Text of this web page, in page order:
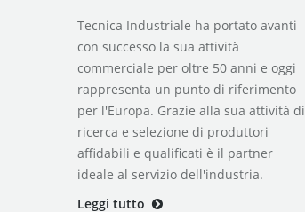
Tecnica Industriale ha portato avanti
con successo la sua attività
commerciale per oltre 50 anni e oggi
rappresenta un punto di riferimento
per l'Europa. Grazie alla sua attività di
ricerca e selezione di produttori
affidabili e qualificati è il partner
ideale al servizio dell'industria.
Leggi tutto